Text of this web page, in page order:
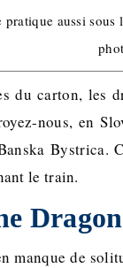
pratique aussi
du carton, les
nous, en
Bystrica.
le train.
manque de